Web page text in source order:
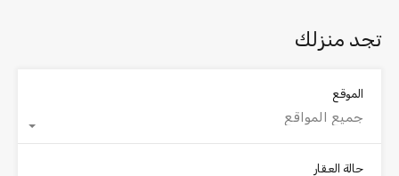
تجد منزلك
الموقع
جميع المواقع
حالة العقار